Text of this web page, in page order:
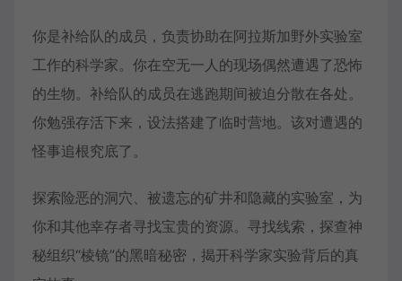
你是补给队的成员，负责协助在阿拉斯加野外实验室
工作的科学家。你在空无一人的现场偶然遭遇了恐怖
的生物。补给队的成员在逃跑期间被迫分散在各处。
你勉强存活下来，设法搭建了临时营地。该对遭遇的
怪事追根究底了。
探索险恶的洞穴、被遗忘的矿井和隐藏的实验室，为
你和其他幸存者寻找宝贵的资源。寻找线索，探查神
秘组织“棱镜”的黑暗秘密，揭开科学家实验背后的真